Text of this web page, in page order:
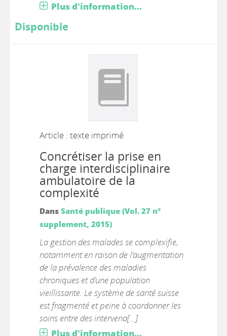
Plus d'information...
Disponible
Article : texte imprimé
Concrétiser la prise en
charge interdisciplinaire
ambulatoire de la
complexité
Dans Santé publique (Vol. 27 n°
supplement, 2015)
La gestion des malades se complexifie,
notamment en raison de l’augmentation
de la prévalence des maladies
chroniques et d’une population
vieillissante. Le système de santé suisse
est fragmenté et peine à coordonner les
soins entre des intervena[...]
Plus d'information...